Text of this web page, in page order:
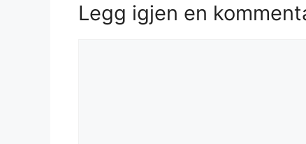
Legg igjen en